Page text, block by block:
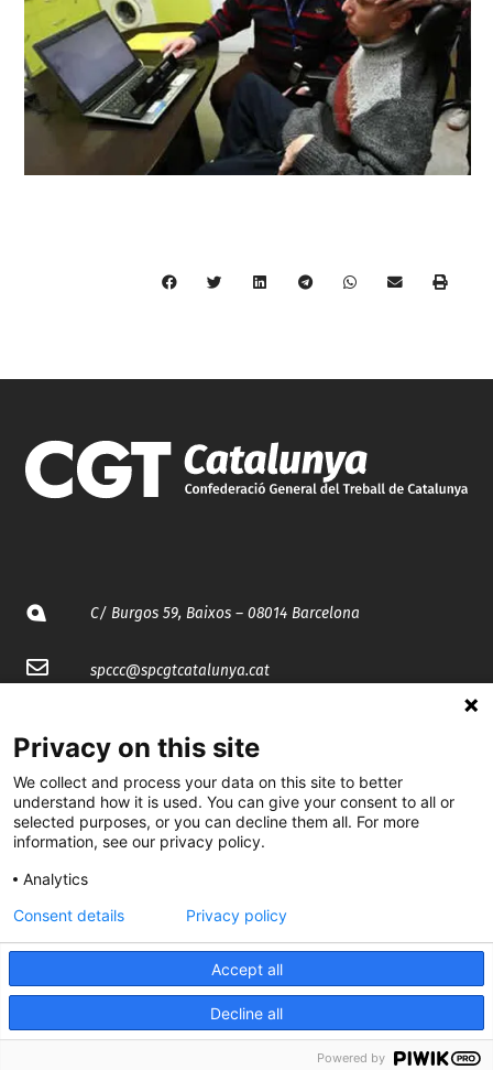
C/ Burgos 59, Baixos – 08014 Barcelona
spccc@spcgtcatalunya.cat
@CGTCatalunya
cgtcatalunya
CGTCatalunya
cgtcatalunya
Desenvolupat per
Privacy on this site
We collect and process your data on this site to better
understand how it is used. You can give your consent to all or
selected purposes, or you can decline them all. For more
information, see our privacy policy.
Analytics
Accept all
Decline all
Consent details Privacy policy
Powered by